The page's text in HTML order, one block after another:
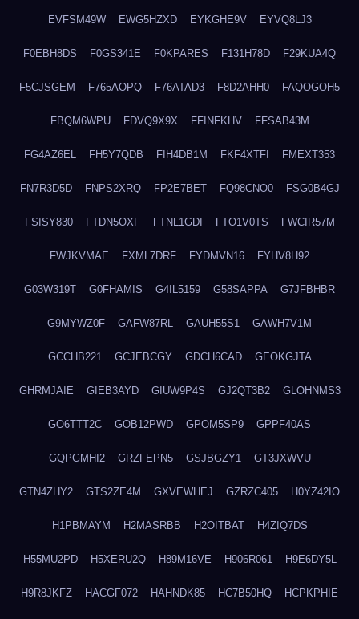
EVFSM49W EWG5HZXD EYKGHE9V EYVQ8LJ3
F0EBH8DS F0GS341E F0KPARES F131H78D F29KUA4Q
F5CJSGEM F765AOPQ F76ATAD3 F8D2AHH0 FAQOGOH5
FBQM6WPU FDVQ9X9X FFINFKHV FFSAB43M
FG4AZ6EL FH5Y7QDB FIH4DB1M FKF4XTFI FMEXT353
FN7R3D5D FNPS2XRQ FP2E7BET FQ98CNO0 FSG0B4GJ
FSISY830 FTDN5OXF FTNL1GDI FTO1V0TS FWCIR57M
FWJKVMAE FXML7DRF FYDMVN16 FYHV8H92
G03W319T G0FHAMIS G4IL5159 G58SAPPA G7JFBHBR
G9MYWZ0F GAFW87RL GAUH55S1 GAWH7V1M
GCCHB221 GCJEBCGY GDCH6CAD GEOKGJTA
GHRMJAIE GIEB3AYD GIUW9P4S GJ2QT3B2 GLOHNMS3
GO6TTT2C GOB12PWD GPOM5SP9 GPPF40AS
GQPGMHI2 GRZFEPN5 GSJBGZY1 GT3JXWVU
GTN4ZHY2 GTS2ZE4M GXVEWHEJ GZRZC405 H0YZ42IO
H1PBMAYM H2MASRBB H2OITBAT H4ZIQ7DS
H55MU2PD H5XERU2Q H89M16VE H906R061 H9E6DY5L
H9R8JKFZ HACGF072 HAHNDK85 HC7B50HQ HCPKPHIE